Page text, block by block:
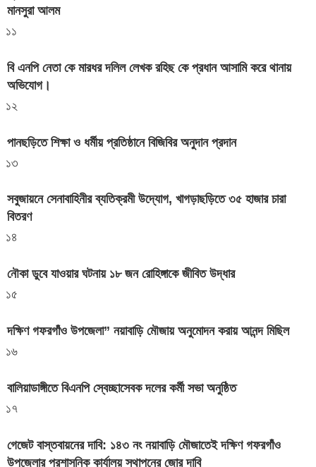
মানসুরা আলম
১১
বি এনপি নেতা কে মারধর দলিল লেখক রহিছ কে প্রধান আসামি করে থানায়
অভিযোগ। ‎
১২
পানছড়িতে শিক্ষা ও ধর্মীয় প্রতিষ্ঠানে বিজিবির অনুদান প্রদান
১৩
সবুজায়নে সেনাবাহিনীর ব্যতিক্রমী উদ্যোগ, খাগড়াছড়িতে ৩৫ হাজার চারা
বিতরণ
১৪
নৌকা ডুবে যাওয়ার ঘটনায় ১৮ জন রোহিঙ্গাকে জীবিত উদ্ধার
১৫
দক্ষিণ গফরগাঁও উপজেলা” নয়াবাড়ি মৌজায় অনুমোদন করায় আনন্দ মিছিল
১৬
বালিয়াডাঙ্গীতে বিএনপি স্বেচ্ছাসেবক দলের কর্মী সভা অনুষ্ঠিত
১৭
গেজেট বাস্তবায়নের দাবি: ১৪৩ নং নয়াবাড়ি মৌজাতেই দক্ষিণ গফরগাঁও
উপজেলার প্রশাসনিক কার্যালয় স্থাপনের জোর দাবি